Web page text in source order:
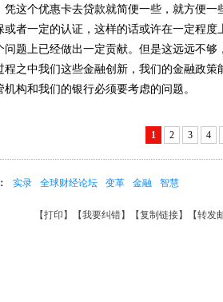
凭这个优惠卡去贷款就简便一些，就方便
或者一定的认证，这样的话或许在一定程
问题上已经做出一定贡献。但是这远远不
程之中我们这些金融创新，我们的金融政
机构和我们的银行必须要考虑的问题。
1 2 3 4
实录 全球财经论坛 变革 金融 智慧
【打印 】【我要纠错】【复制链接】【转发